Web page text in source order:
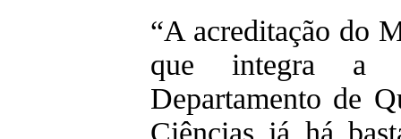
“A acreditação do
que integra a
Departamento de
Ciências já há